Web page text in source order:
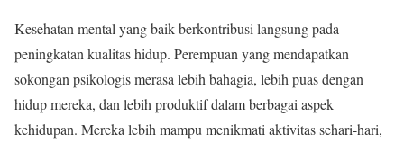
Kesehatan mental yang baik berkontribusi langsung pada
peningkatan kualitas hidup. Perempuan yang mendapatkan
sokongan psikologis merasa lebih bahagia, lebih puas dengan
hidup mereka, dan lebih produktif dalam berbagai aspek
kehidupan. Mereka lebih mampu menikmati aktivitas sehari-hari,